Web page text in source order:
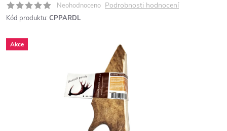
Neohodnoceno Podrobnosti hodnocení
Kód produktu: CPPARDL
Akce